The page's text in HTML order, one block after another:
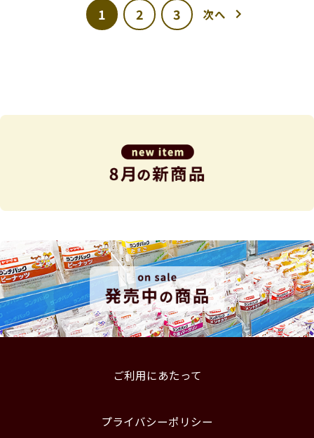
1 2 3 次へ
ご利用にあたって
プライバシーポリシー